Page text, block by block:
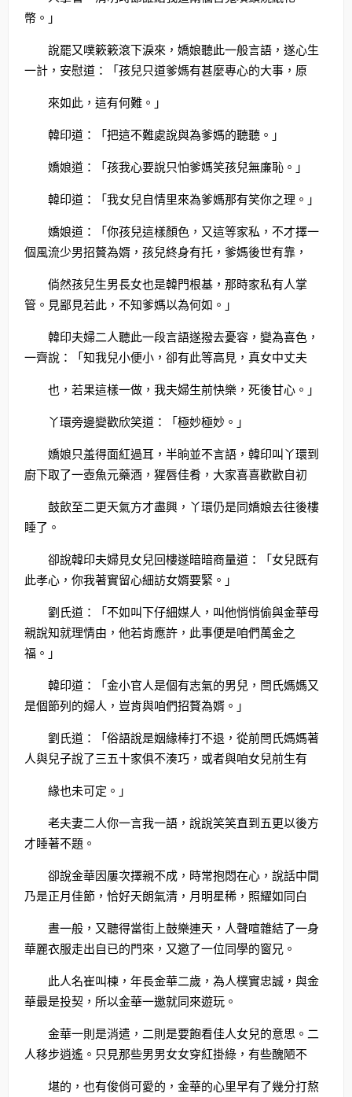
幣。」
說罷又噗簌簌滾下淚來，嬌娘聽此一般言語，遂心生
一計，安慰道：「孩兒只道爹媽有甚麼專心的大事，原
來如此，這有何難。」
韓印道：「把這不難處說與為爹媽的聽聽。」
嬌娘道：「孩我心要說只怕爹媽笑孩兒無廉恥。」
韓印道：「我女兒自情里來為爹媽那有笑你之理。」
嬌娘道：「你孩兒這樣顏色，又這等家私，不才擇一
個風流少男招贅為婿，孩兒終身有托，爹媽後世有靠，
倘然孩兒生男長女也是韓門根基，那時家私有人掌
管。見鄙見若此，不知爹媽以為何如。」
韓印夫婦二人聽此一段言語遂撥去憂容，變為喜色，
一齊說：「知我兒小便小，卻有此等高見，真女中丈夫
也，若果這樣一做，我夫婦生前快樂，死後甘心。」
丫環旁邊變歡欣笑道：「極妙極妙。」
嬌娘只羞得面紅過耳，半晌並不言語，韓印叫丫環到
廚下取了一壺魚元藥酒，猩唇佳肴，大家喜喜歡歡自初
鼓飲至二更天氣方才盡興，丫環仍是同嬌娘去往後樓
睡了。
卻說韓印夫婦見女兒回樓遂暗暗商量道：「女兒既有
此孝心，你我著實留心細訪女婿要緊。」
劉氏道：「不如叫下仔細媒人，叫他悄悄偷與金華母
親說知就理情由，他若肯應許，此事便是咱們萬金之
福。」
韓印道：「金小官人是個有志氣的男兒，閆氏媽媽又
是個節列的婦人，豈肯與咱們招贅為婿。」
劉氏道：「俗語說是姻緣棒打不退，從前閆氏媽媽著
人與兒子說了三五十家俱不湊巧，或者與咱女兒前生有
緣也未可定。」
老夫妻二人你一言我一語，說說笑笑直到五更以後方
才睡著不題。
卻說金華因屢次擇親不成，時常抱悶在心，說話中間
乃是正月佳節，恰好天朗氣清，月明星稀，照耀如同白
晝一般，又聽得當街上鼓樂連天，人聲喧雜結了一身
華麗衣服走出自已的門來，又邀了一位同學的窗兄。
此人名崔叫棟，年長金華二歲，為人樸實忠誠，與金
華最是投契，所以金華一邀就同來遊玩。
金華一則是消遣，二則是要飽看佳人女兒的意思。二
人移步逍遙。只見那些男男女女穿紅掛綠，有些醜陋不
堪的，也有俊俏可愛的，金華的心里早有了幾分打熬